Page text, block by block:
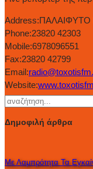
Address:ΠΑΛΑΙΦΥΤΟ
Phone:23820 42303
Mobile:6978096551
Fax:23820 42799
Email:
Website:
Δημοφιλή άρθρα
Με Λαμπρότητα Τα